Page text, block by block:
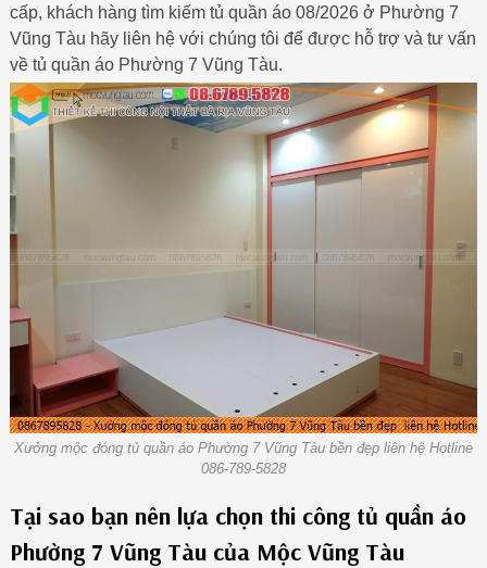
cấp, khách hàng tìm kiếm tủ quần áo 08/2026 ở Phường 7
Vũng Tàu hãy liên hệ với chúng tôi để được hỗ trợ và tư vấn
về tủ quần áo Phường 7 Vũng Tàu.
Xưởng mộc đóng tủ quần áo Phường 7 Vũng Tàu bền đẹp liên hệ Hotline
086-789-5828
Tại sao bạn nên lựa chọn thi công tủ quần áo
Phường 7 Vũng Tàu của Mộc Vũng Tàu